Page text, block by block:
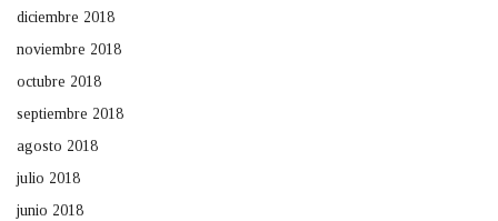
diciembre 2018
noviembre 2018
octubre 2018
septiembre 2018
agosto 2018
julio 2018
junio 2018